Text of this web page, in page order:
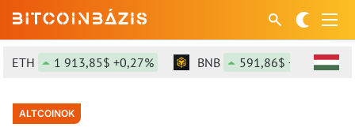
1 913,85$ +0,27% BNB 591,86$ +0,05%
ALTCOINOK